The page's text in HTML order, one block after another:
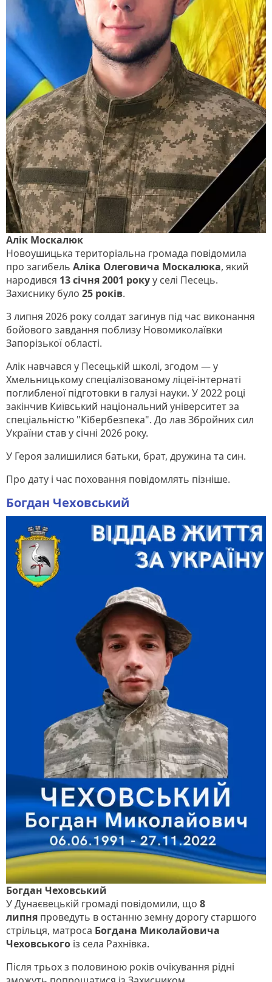
Алік Москалюк
Новоушицька територіальна громада повідомила
про загибель Аліка Олеговича Москалюка, який
народився 13 січня 2001 рокуу селі Песець.
Захиснику було 25 років.
3 липня 2026 року солдат загинув під час виконання
бойового завдання поблизу Новомиколаївки
Запорізької області.
Алік навчався у Песецькій школі, згодом — у
Хмельницькому спеціалізованому ліцеї-інтернаті
поглибленої підготовки в галузі науки. У 2022 році
закінчив Київський національний університет за
спеціальністю "Кібербезпека". До лав Збройних сил
України став у січні 2026 року.
У Героя залишилися батьки, брат, дружина та син.
Про дату і час поховання повідомлять пізніше.
Богдан Чеховський
Богдан Чеховський
У Дунаєвецькій громаді повідомили, що 8
липня проведуть в останню земну дорогу старшого
стрільця, матроса Богдана Миколайовича
Чеховського із села Рахнівка.
Після трьох з половиною років очікування рідні